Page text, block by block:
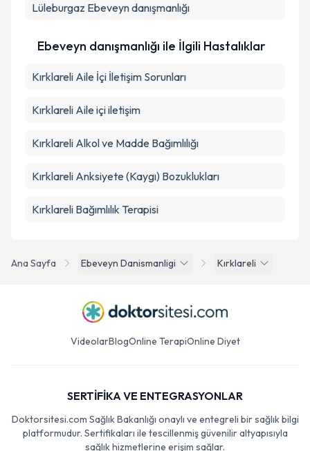
Ana Sayfa Ebeveyn Danismanligi Kırklareli
Lüleburgaz Ebeveyn danışmanlığı
Ebeveyn danışmanlığı ile İlgili Hastalıklar
Kırklareli Aile İçi İletişim Sorunları
Kırklareli Aile içi iletişim
Kırklareli Alkol ve Madde Bağımlılığı
Kırklareli Anksiyete (Kaygı) Bozuklukları
Kırklareli Bağımlılık Terapisi
VideolarBlogOnline TerapiOnline Diyet
SERTİFİKA VE ENTEGRASYONLAR
Doktorsitesi.com Sağlık Bakanlığı onaylı ve entegreli bir sağlık bilgi
platformudur. Sertifikaları ile tescillenmiş güvenilir altyapısıyla
sağlık hizmetlerine erişim sağlar.